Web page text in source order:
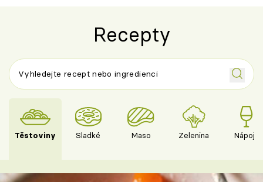
Recepty
Těstoviny Sladké Maso Zelenina Nápoje